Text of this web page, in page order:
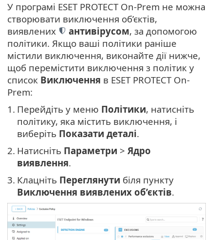
У програмі ESET PROTECT On-Prem не можна
створювати виключення об’єктів,
виявлених
антивірусом, за допомогою
політики. Якщо ваші політики раніше
містили виключення, виконайте дії нижче,
щоб перемістити виключення з політик у
список Виключення в ESET PROTECT On-
Prem:
1. Перейдіть у меню Політики, натисніть
політику, яка містить виключення, і
виберіть Показати деталі.
2. Натисніть Параметри > Ядро
виявлення.
3. Клацніть Переглянути біля пункту
Виключення виявлених об’єктів.